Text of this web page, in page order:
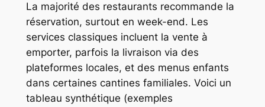
La majorité des restaurants recommande la
réservation, surtout en week-end. Les
services classiques incluent la vente à
emporter, parfois la livraison via des
plateformes locales, et des menus enfants
dans certaines cantines familiales. Voici un
tableau synthétique (exemples